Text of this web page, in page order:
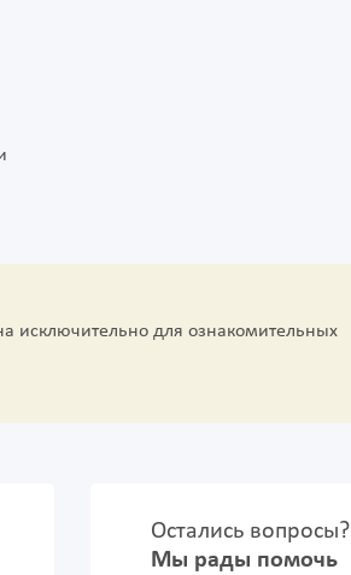
исключительно для ознакомительных
Остались вопросы?
Мы рады помочь